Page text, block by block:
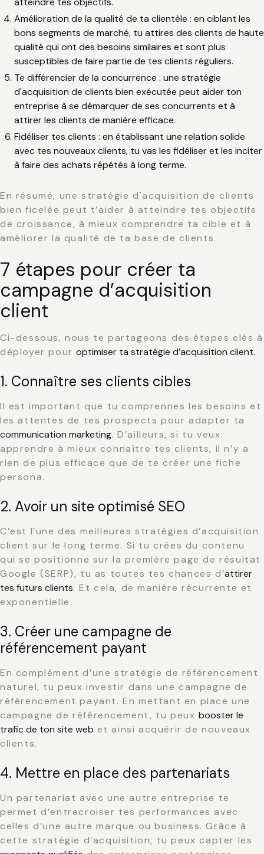
Amélioration de la qualité de ta clientèle : en ciblant les
bons segments de marché, tu attires des clients de haute
qualité qui ont des besoins similaires et sont plus
susceptibles de faire partie de tes clients réguliers.
Te différencier de la concurrence : une stratégie
d'acquisition de clients bien exécutée peut aider ton
entreprise à se démarquer de ses concurrents et à
attirer les clients de manière efficace.
Fidéliser tes clients : en établissant une relation solide
avec tes nouveaux clients, tu vas les fidéliser et les inciter
à faire des achats répétés à long terme.
En résumé, une stratégie d'acquisition de clients
bien ficelée peut t’aider à atteindre tes objectifs
de croissance, à mieux comprendre ta cible et à
améliorer la qualité de ta base de clients.
7 étapes pour créer ta
campagne d’acquisition
client
Ci-dessous, nous te partageons des étapes clés à
déployer pouroptimiser ta stratégie d’acquisition client.
1. Connaître ses clients cibles
Il est important que tu comprennes les besoins et
les attentes de tes prospects pour adapter ta
communication marketing. D’ailleurs, si tu veux
apprendre à mieux connaître tes clients, il n’y a
rien de plus efficace que de te créer unefiche
persona.
2. Avoir un site optimisé SEO
C’est l’une des meilleures stratégies d’acquisition
client sur le long terme. Si tu crées du contenu
qui se positionne sur la première page de résultat
Google (SERP), tu as toutes tes chances d’attirer
tes futurs clients. Et cela, de manière récurrente et
exponentielle.
3. Créer une campagne de
référencement payant
En complément d’une stratégie de référencement
naturel, tu peux investir dans une campagne de
référencement payant. En mettant en place une
campagne de référencement, tu peuxbooster le
trafic de ton site web et ainsi acquérir de nouveaux
clients.
4. Mettre en place des partenariats
Un partenariat avec une autre entreprise te
permet d’entrecroiser tes performances avec
celles d’une autre marque ou business. Grâce à
cette stratégie d’acquisition, tu peux capter les